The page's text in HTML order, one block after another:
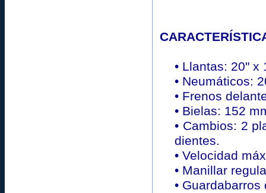
• Llantas: 20" x
• Neumáticos:
• Frenos
• Bielas: 152
• Cambios: 2
dientes.
• Velocidad
• Manillar
•